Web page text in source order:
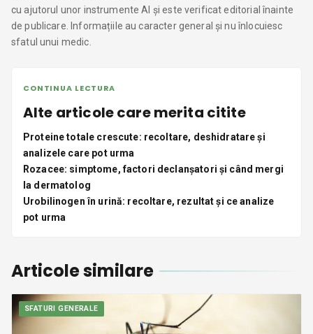
cu ajutorul unor instrumente AI și este verificat editorial înainte
de publicare. Informațiile au caracter general și nu înlocuiesc
sfatul unui medic.
CONTINUA LECTURA
Alte articole care merita citite
Proteine totale crescute: recoltare, deshidratare și
analizele care pot urma
Rozacee: simptome, factori declanșatori și când mergi
la dermatolog
Urobilinogen în urină: recoltare, rezultat și ce analize
pot urma
Articole similare
SFATURI GENERALE